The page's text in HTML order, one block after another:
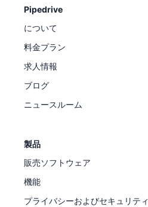
Pipedrive
について
料金プラン
求人情報
ブログ
ニュースルーム
製品
販売ソフトウェア
機能
プライバシーおよびセキュリティ